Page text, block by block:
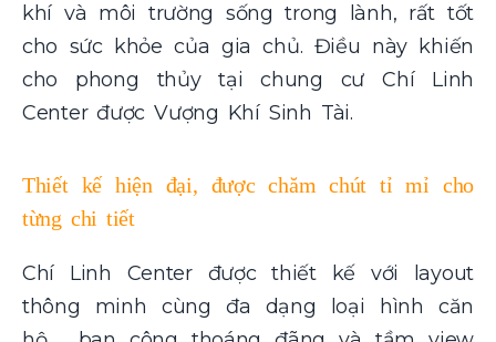
khí và môi trường sống trong lành, rất tốt
cho sức khỏe của gia chủ. Điều này khiến
cho phong thủy tại chung cư Chí Linh
Center được Vượng Khí Sinh Tài.
Thiết kế hiện đại, được chăm chút tỉ mỉ cho
từng chi tiết
Chí Linh Center được thiết kế với layout
thông minh cùng đa dạng loại hình căn